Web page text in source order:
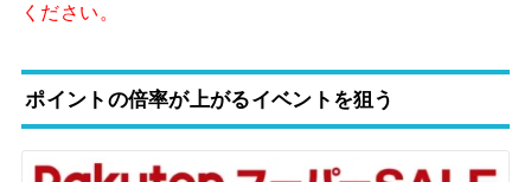
ください。
ポイントの倍率が上がるイベントを狙う